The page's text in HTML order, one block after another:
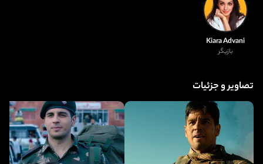
Kiara Advani
بازیگر
تصاویر و جزئیات